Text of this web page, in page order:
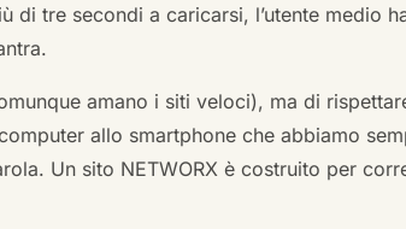
tre secondi a caricarsi, l’utente medio
amano i siti veloci), ma di
allo smartphone che abbiamo
Un sito NETWORX è costruito per